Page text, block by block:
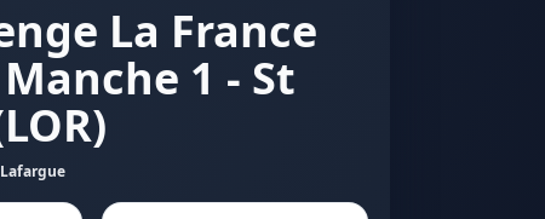
La France
1 - St